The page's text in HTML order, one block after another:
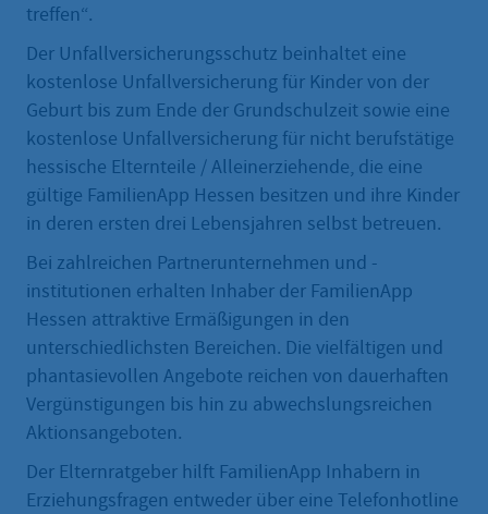
treffen“.
Der Unfallversicherungsschutz beinhaltet eine
kostenlose Unfallversicherung für Kinder von der
Geburt bis zum Ende der Grundschulzeit sowie eine
kostenlose Unfallversicherung für nicht berufstätige
hessische Elternteile / Alleinerziehende, die eine
gültige FamilienApp Hessen besitzen und ihre Kinder
in deren ersten drei Lebensjahren selbst betreuen.
Bei zahlreichen Partnerunternehmen und -
institutionen erhalten Inhaber der FamilienApp
Hessen attraktive Ermäßigungen in den
unterschiedlichsten Bereichen. Die vielfältigen und
phantasievollen Angebote reichen von dauerhaften
Vergünstigungen bis hin zu abwechslungsreichen
Aktionsangeboten.
Der Elternratgeber hilft FamilienApp Inhabern in
Erziehungsfragen entweder über eine Telefonhotline